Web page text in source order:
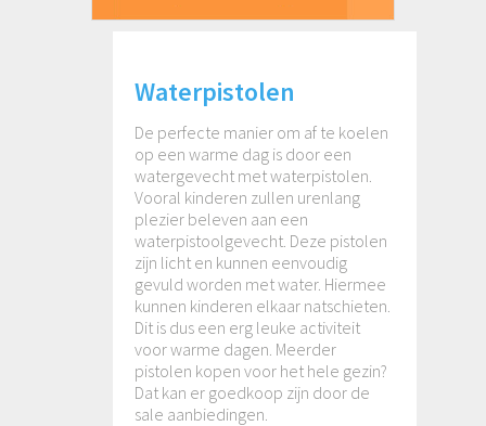
Waterpistolen
De perfecte manier om af te koelen
op een warme dag is door een
watergevecht met waterpistolen.
Vooral kinderen zullen urenlang
plezier beleven aan een
waterpistoolgevecht. Deze pistolen
zijn licht en kunnen eenvoudig
gevuld worden met water. Hiermee
kunnen kinderen elkaar natschieten.
Dit is dus een erg leuke activiteit
voor warme dagen. Meerder
pistolen kopen voor het hele gezin?
Dat kan er goedkoop zijn door de
sale aanbiedingen.